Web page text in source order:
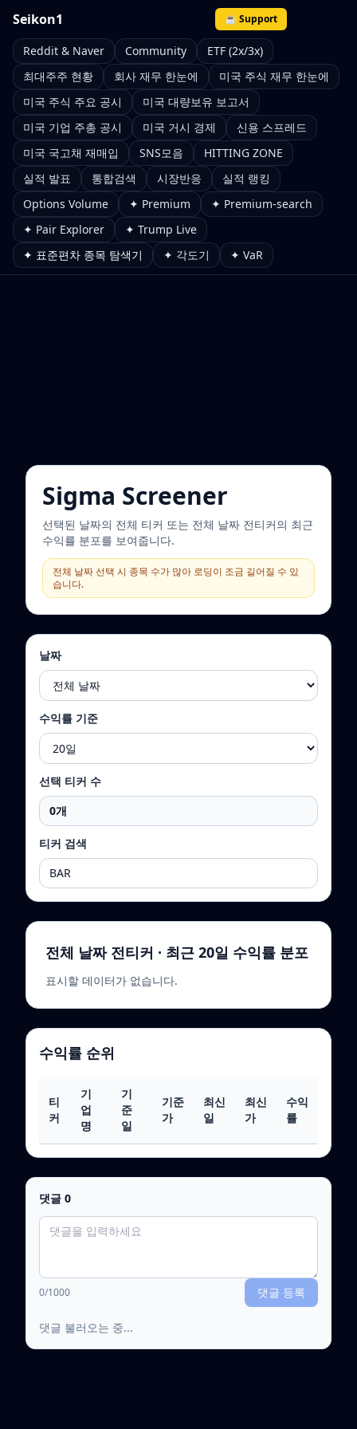
Seikon1 ☕ Support
Reddit & Naver Community
ETF (2x/3x)
최대주주 현황
회사 재무 한눈에
미국 주식 재무 한눈에
미국 주식 주요 공시
미국 대량보유 보고서
미국 기업 주총 공시
미국 거시 경제
신용 스프레드
미국 국고채 재매입
SNS모음
HITTING ZONE
실적 발표
통합검색 시장반응
실적 랭킹
Options Volume
✦ Premium
✦ Premium-search
✦ Pair Explorer
✦ Trump Live
✦ 표준편차 종목 탐색기
✦ 각도기 ✦ VaR
Sigma Screener
선택된 날짜의 전체 티커 또는 전체 날짜 전티커의 최근
수익률 분포를 보여줍니다.
전체 날짜 선택 시 종목 수가 많아 로딩이 조금 길어질 수 있
습니다.
날짜
수익률 기준
선택 티커 수
0개
티커 검색
전체 날짜 전티커 · 최근 20일 수익률 분포
표시할 데이터가 없습니다.
수익률 순위
티
커
기
업
명
기
준
일
기준
가
최신
일
최신
가
수익
률
댓글 0
0/1000 댓글 등록
댓글 불러오는 중...